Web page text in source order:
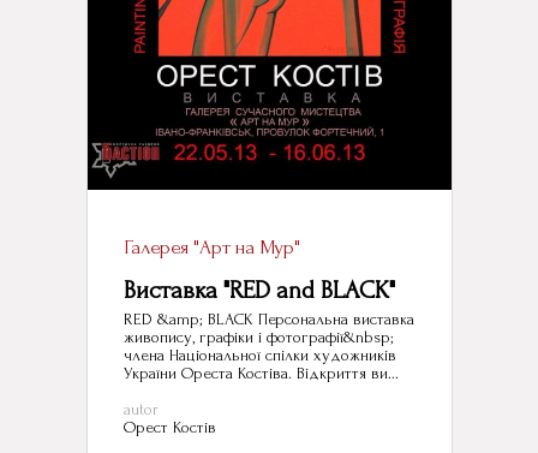
Галерея "Арт на Мур"
Виставка "RED and BLACK"
RED &amp; BLACK Персональна виставка
живопису, графіки і фотографії&nbsp;
члена Національної спілки художників
України Ореста Костіва. Відкриття ви...
autor
Орест Костів